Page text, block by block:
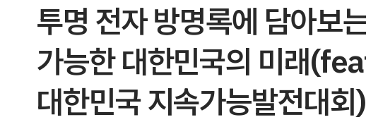
투명 전자 방명록에 담아보
가능한 대한민국의 미래
대한민국 지속가능발전대회)